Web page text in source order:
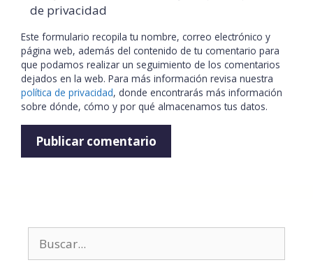
de privacidad
Este formulario recopila tu nombre, correo electrónico y
página web, además del contenido de tu comentario para
que podamos realizar un seguimiento de los comentarios
dejados en la web. Para más información revisa nuestra
política de privacidad, donde encontrarás más información
sobre dónde, cómo y por qué almacenamos tus datos.